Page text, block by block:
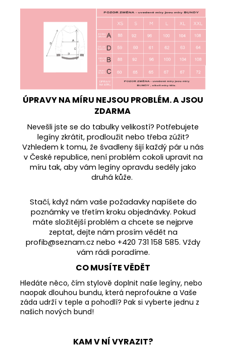
ÚPRAVY NA MÍRU NEJSOU PROBLÉM. A JSOU
ZDARMA
Nevešli jste se do tabulky velikostí? Potřebujete
legíny zkrátit, prodloužit nebo třeba zúžit?
Vzhledem k tomu, že švadleny šijí každý pár u nás
v České republice, není problém cokoli upravit na
míru tak, aby vám legíny opravdu seděly jako
druhá kůže.
Stačí, když nám vaše požadavky napíšete do
poznámky ve třetím kroku objednávky. Pokud
máte složitější problém a chcete se nejprve
zeptat, dejte nám prosím vědět na
profib@seznam.cz nebo +420 731 158 585. Vždy
vám rádi poradíme.
CO MUSÍTE VĚDĚT
Hledáte něco, čím stylově doplnit naše legíny, nebo
naopak dlouhou bundu, která neprofoukne a Vaše
záda udrží v teple a pohodlí? Pak si vyberte jednu z
našich nových bund!
KAM V NÍ VYRAZIT?